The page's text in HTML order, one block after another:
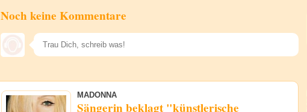
Noch keine Kommentare
MADONNA
Sängerin beklagt "künstlerische